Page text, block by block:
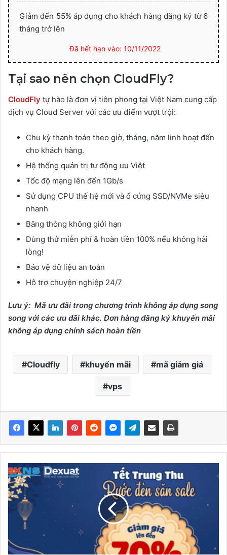
Giảm đến 55% áp dụng cho khách hàng đăng ký từ 6
tháng trở lên
Đã hết hạn vào: 10/11/2022
Tại sao nên chọn CloudFly?
CloudFly tự hào là đơn vị tiên phong tại Việt Nam cung cấp
dịch vụ Cloud Server với các ưu điểm vượt trội:
Chu kỳ thanh toán theo giờ, tháng, năm linh hoạt đến
cho khách hàng.
Hệ thống quản trị tự động ưu Việt
Tốc độ mạng lên đến 1Gb/s
Sử dụng CPU thế hệ mới và ổ cứng SSD/NVMe siêu
nhanh
Băng thông không giới hạn
Dùng thử miễn phí & hoàn tiền 100% nếu không hài
lòng!
Bảo vệ dữ liệu an toàn
Hỗ trợ chuyện nghiệp 24/7
Lưu ý: Mã ưu đãi trong chương trình không áp dụng song
song với các ưu đãi khác. Đơn hàng đăng ký khuyến mãi
không áp dụng chính sách hoàn tiền
Cloudfly khuyến mãi mã giảm giá
vps
BKNS
-
Tết
trung
thu
săn
sale